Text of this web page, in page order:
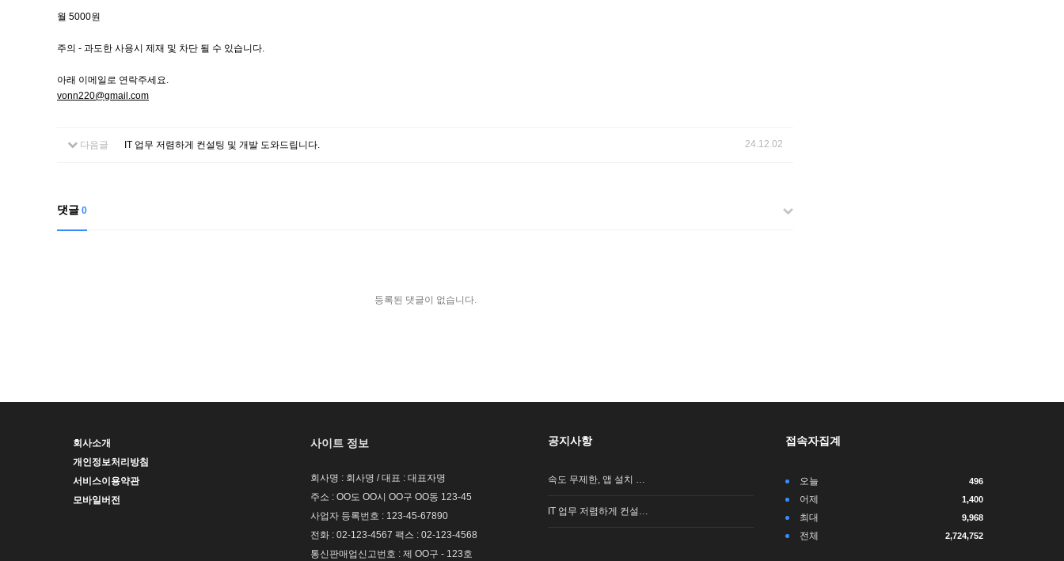
월 5000원
주의 - 과도한 사용시 제재 및 차단 될 수 있습니다.
아래 이메일로 연락주세요.
vonn220@gmail.com
다음글 IT 업무 저렴하게 컨설팅 및 개발 도와드립니다. 24.12.02
댓글 0
등록된 댓글이 없습니다.
회사소개
개인정보처리방침
서비스이용약관
모바일버전
사이트 정보
회사명 : 회사명 / 대표 : 대표자명
주소 : OO도 OO시 OO구 OO동 123-45
사업자 등록번호 : 123-45-67890
전화 : 02-123-4567 팩스 : 02-123-4568
통신판매업신고번호 : 제 OO구 - 123호
공지사항
속도 무제한, 앱 설치 …
IT 업무 저렴하게 컨설…
접속자집계
오늘 496
어제 1,400
최대 9,968
전체 2,724,752